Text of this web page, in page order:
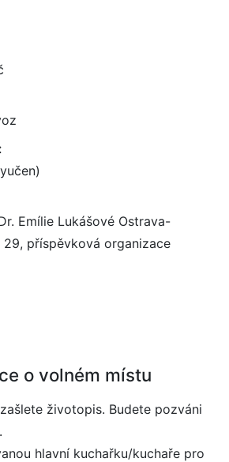
Emílie Lukášové Ostrava-
29, příspěvková organizace
o volném místu
životopis. Budete pozváni
hlavní kuchařku/kuchaře pro